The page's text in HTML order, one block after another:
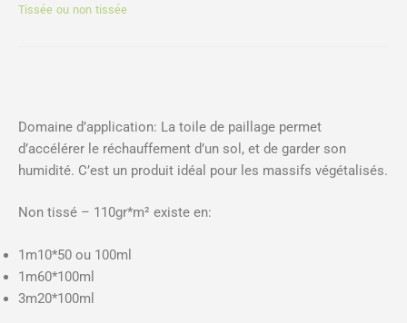
Tissée ou non tissée
Domaine d’application: La toile de paillage permet
d’accélérer le réchauffement d’un sol, et de garder son
humidité. C’est un produit idéal pour les massifs végétalisés.
Non tissé – 110gr*m² existe en:
1m10*50 ou 100ml
1m60*100ml
3m20*100ml